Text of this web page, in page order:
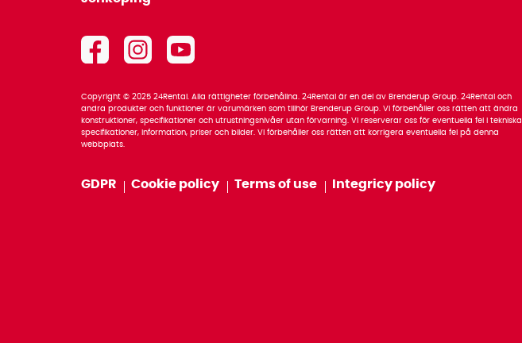
Copyright © 2025 24Rental. Alla rättigheter förbehållna. 24Rental är en del av Brenderup Group. 24Rental och
andra produkter och funktioner är varumärken som tillhör Brenderup Group. Vi förbehåller oss rätten att ändra
konstruktioner, specifikationer och utrustningsnivåer utan förvarning. Vi reserverar oss för eventuella fel i tekniska
specifikationer, information, priser och bilder. Vi förbehåller oss rätten att korrigera eventuella fel på denna
webbplats.
GDPR Cookie policy Terms of use Integricy policy